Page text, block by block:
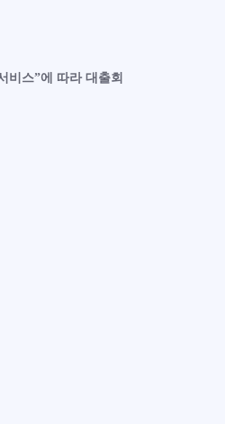
비스”에 따라 대출회